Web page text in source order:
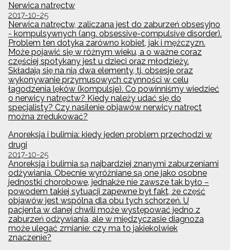
Nerwica natręctw
2017-10-25
Nerwica natręctw, zaliczana jest do zaburzeń obsesyjno
- kompulsywnych (ang. obsessive-compulsive disorder).
Problem ten dotyka zarówno kobiet, jak i mężczyzn.
Może pojawić się w różnym wieku, a o ważne coraz
częściej spotykany jest u dzieci oraz młodzieży.
Składają się na nią dwa elementy, tj. obsesje oraz
wykonywanie przymusowych czynności w celu
łagodzenia lęków (kompulsje). Co powinniśmy wiedzieć
o nerwicy natręctw? Kiedy należy udać się do
specjalisty? Czy nasilenie objawów nerwicy natręct
można zredukować?
Anoreksja i bulimia: kiedy jeden problem przechodzi w
drugi
2017-10-25
Anoreksja i bulimia są najbardziej znanymi zaburzeniami
odżywiania. Obecnie wyróżniane są one jako osobne
jednostki chorobowe, jednakże nie zawsze tak było –
powodem takiej sytuacji zapewne był fakt, że część
objawów jest wspólna dla obu tych schorzeń. U
pacjenta w danej chwili może występować jedno z
zaburzeń odżywiania, ale w międzyczasie diagnoza
może ulegać zmianie: czy ma to jakiekolwiek
znaczenie?